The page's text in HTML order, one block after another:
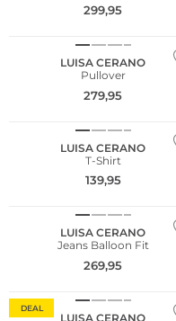
299,95
LUISA CERANO
Pullover
279,95
LUISA CERANO
T-Shirt
139,95
LUISA CERANO
Jeans Balloon Fit
269,95
DEAL
LUISA CERANO